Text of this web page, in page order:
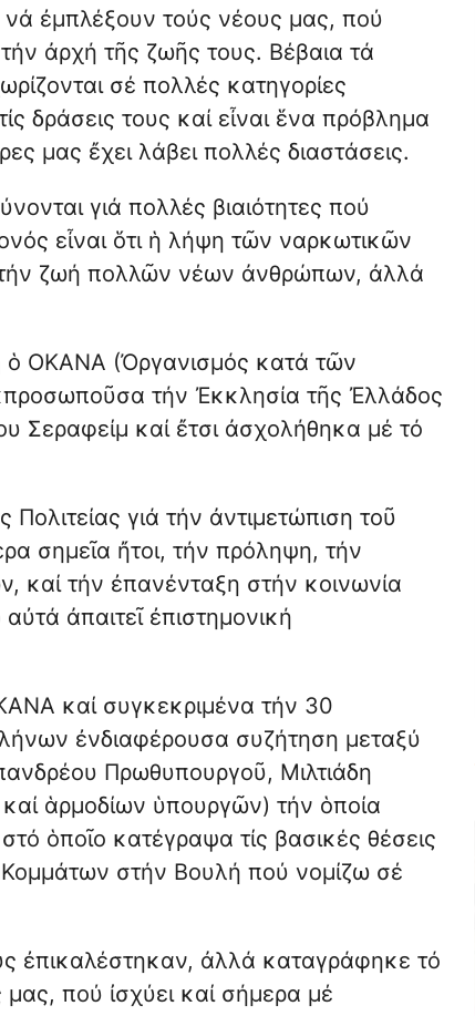
ἐμπλέξουν τούς νέους μας, πού
ἀρχή τῆς ζωῆς τους. Βέβαια τά
σέ πολλές κατηγορίες
δράσεις τους καί εἶναι ἕνα πρόβλημα
μας ἔχει λάβει πολλές διαστάσεις.
γιά πολλές βιαιότητες πού
εἶναι ὅτι ἡ λήψη τῶν ναρκωτικῶν
ζωή πολλῶν νέων ἀνθρώπων, ἀλλά
ὁ ΟΚΑΝΑ (Ὀργανισμός κατά τῶν
τήν Ἐκκλησία τῆς Ἐλλάδος
Σεραφείμ καί ἔτσι ἀσχολήθηκα μέ τό
γιά τήν ἀντιμετώπιση τοῦ
σημεῖα ἤτοι, τήν πρόληψη, τήν
καί τήν ἐπανένταξη στήν κοινωνία
ἀπαιτεῖ ἐπιστημονική
καί συγκεκριμένα τήν 30
ἐνδιαφέρουσα συζήτηση μεταξύ
Πρωθυπουργοῦ, Μιλτιάδη
ἁρμοδίων ὑπουργῶν) τήν ὁποία
ὁποῖο κατέγραψα τίς βασικές θέσεις
Κομμάτων στήν Βουλή πού νομίζω σέ
ἐπικαλέστηκαν, ἀλλά καταγράφηκε τό
πού ἰσχύει καί σήμερα μέ